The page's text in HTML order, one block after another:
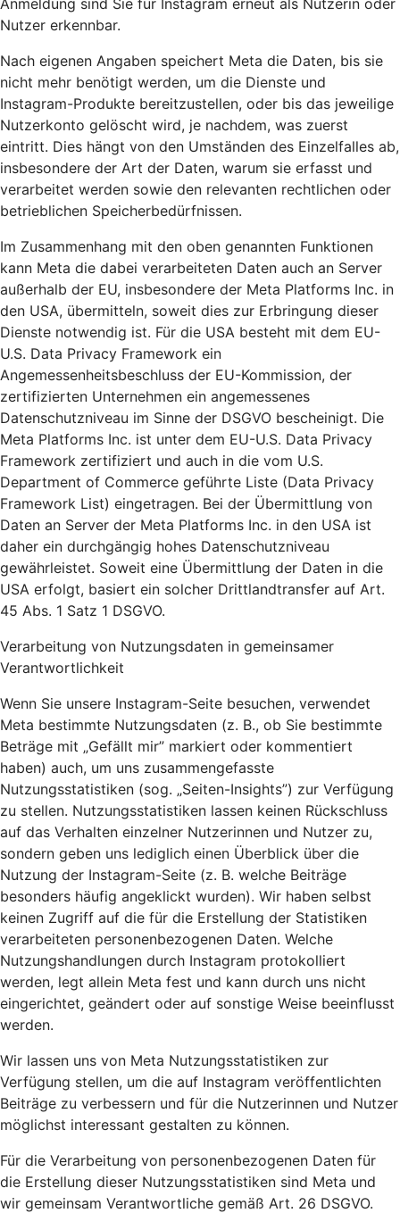
Anmeldung sind Sie für Instagram erneut als Nutzerin oder
Nutzer erkennbar.
Nach eigenen Angaben speichert Meta die Daten, bis sie
nicht mehr benötigt werden, um die Dienste und
Instagram-Produkte bereitzustellen, oder bis das jeweilige
Nutzerkonto gelöscht wird, je nachdem, was zuerst
eintritt. Dies hängt von den Umständen des Einzelfalles ab,
insbesondere der Art der Daten, warum sie erfasst und
verarbeitet werden sowie den relevanten rechtlichen oder
betrieblichen Speicherbedürfnissen.
Im Zusammenhang mit den oben genannten Funktionen
kann Meta die dabei verarbeiteten Daten auch an Server
außerhalb der EU, insbesondere der Meta Platforms Inc. in
den USA, übermitteln, soweit dies zur Erbringung dieser
Dienste notwendig ist. Für die USA besteht mit dem EU-
U.S. Data Privacy Framework ein
Angemessenheitsbeschluss der EU-Kommission, der
zertifizierten Unternehmen ein angemessenes
Datenschutzniveau im Sinne der DSGVO bescheinigt. Die
Meta Platforms Inc. ist unter dem EU-U.S. Data Privacy
Framework zertifiziert und auch in die vom U.S.
Department of Commerce geführte Liste (Data Privacy
Framework List) eingetragen. Bei der Übermittlung von
Daten an Server der Meta Platforms Inc. in den USA ist
daher ein durchgängig hohes Datenschutzniveau
gewährleistet. Soweit eine Übermittlung der Daten in die
USA erfolgt, basiert ein solcher Drittlandtransfer auf Art.
45 Abs. 1 Satz 1 DSGVO.
Verarbeitung von Nutzungsdaten in gemeinsamer
Verantwortlichkeit
Wenn Sie unsere Instagram-Seite besuchen, verwendet
Meta bestimmte Nutzungsdaten (z. B., ob Sie bestimmte
Beträge mit „Gefällt mir” markiert oder kommentiert
haben) auch, um uns zusammengefasste
Nutzungsstatistiken (sog. „Seiten-Insights”) zur Verfügung
zu stellen. Nutzungsstatistiken lassen keinen Rückschluss
auf das Verhalten einzelner Nutzerinnen und Nutzer zu,
sondern geben uns lediglich einen Überblick über die
Nutzung der Instagram-Seite (z. B. welche Beiträge
besonders häufig angeklickt wurden). Wir haben selbst
keinen Zugriff auf die für die Erstellung der Statistiken
verarbeiteten personenbezogenen Daten. Welche
Nutzungshandlungen durch Instagram protokolliert
werden, legt allein Meta fest und kann durch uns nicht
eingerichtet, geändert oder auf sonstige Weise beeinflusst
werden.
Wir lassen uns von Meta Nutzungsstatistiken zur
Verfügung stellen, um die auf Instagram veröffentlichten
Beiträge zu verbessern und für die Nutzerinnen und Nutzer
möglichst interessant gestalten zu können.
Für die Verarbeitung von personenbezogenen Daten für
die Erstellung dieser Nutzungsstatistiken sind Meta und
wir gemeinsam Verantwortliche gemäß Art. 26 DSGVO.